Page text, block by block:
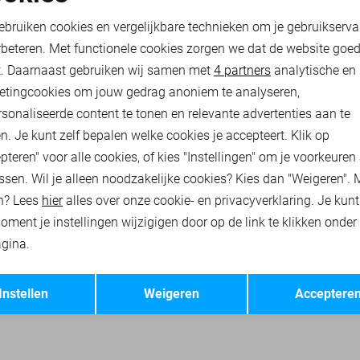
82,50 109,99
PME LEGEND T-SHIRTS PME LEGEND POLO`S
cookies
cookies Marketing cookies
Opslaan
cookies en vergelijkbare technieken om je
Met functionele cookies zorgen we dat de website goed
Daarnaast gebruiken wij samen met 4 partners analytische en
om jouw gedrag anoniem te analyseren,
content te tonen en relevante advertenties aan te
Je kunt zelf bepalen welke cookies je accepteert. Klik op
voor alle cookies, of kies "Instellingen" om je voorkeuren
Wil je alleen noodzakelijke cookies? Kies dan "Weigeren".
Lees hieralles over onze cookie- en privacyverklaring. Je
je instellingen wijzigigen door op de link te klikken onder
Weigeren